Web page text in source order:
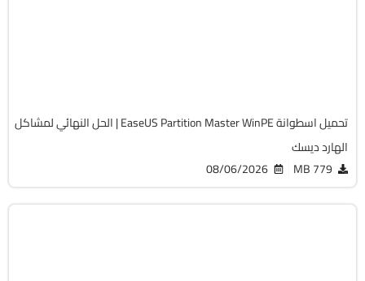
تحميل اسطوانة EaseUS Partition Master WinPE | الحل النهائي لمشاكل
الهارد ديسك
779 MB
08/06/2026